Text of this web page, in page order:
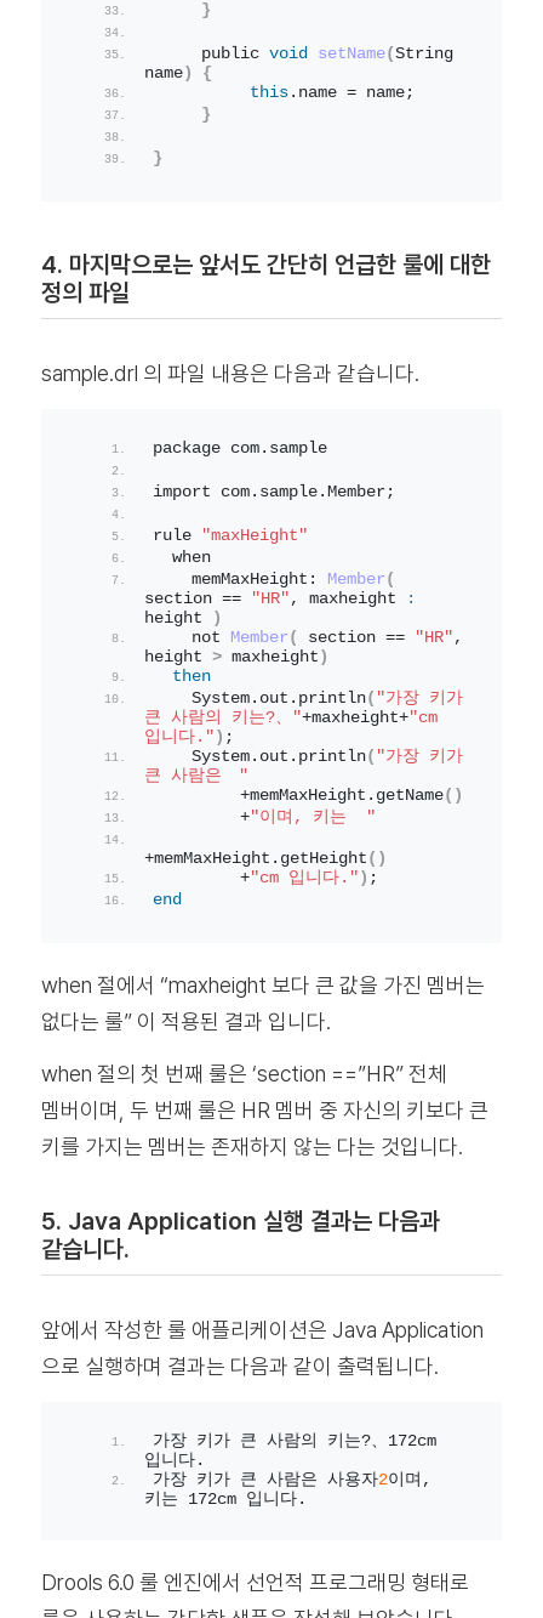
}
     public
void setName(String
name)
{
this. name = name;
}
}
4. 마지막으로는 앞서도 간단히 언급한 룰에 대한
정의 파일
sample.drl 의 파일 내용은 다음과 같습니다.
package com. sample
import com. sample. Member;
rule
"maxHeight"
  when
    memMaxHeight:
Member (
section ==
"HR" , maxheight
:
height
)
    not
Member ( section == "HR" ,
height > maxheight )
then
    System.
out . println( "가장 키가
큰 사람의 키는?、"+maxheight+"cm
입니다." ) ;
    System.
out . println( "가장 키가
큰 사람은　"
         +memMaxHeight.
getName()
         +
"이며, 키는  "
+memMaxHeight. getHeight ()
         +
"cm 입니다." ) ;
end
when 절에서 “maxheight 보다 큰 값을 가진 멤버는
없다는 룰” 이 적용된 결과 입니다.
when 절의 첫 번째 룰은 ‘section ==”HR” 전체
멤버이며, 두 번째 룰은 HR 멤버 중 자신의 키보다 큰
키를 가지는 멤버는 존재하지 않는 다는 것입니다.
5. Java Application 실행 결과는 다음과
같습니다.
앞에서 작성한 룰 애플리케이션은 Java Application
으로 실행하며 결과는 다음과 같이 출력됩니다.
가장 키가 큰 사람의 키는?、172cm
입니다.
가장 키가 큰 사람은 사용자2이며,
키는 172cm 입니다.
Drools 6.0 룰 엔진에서 선언적 프로그래밍 형태로